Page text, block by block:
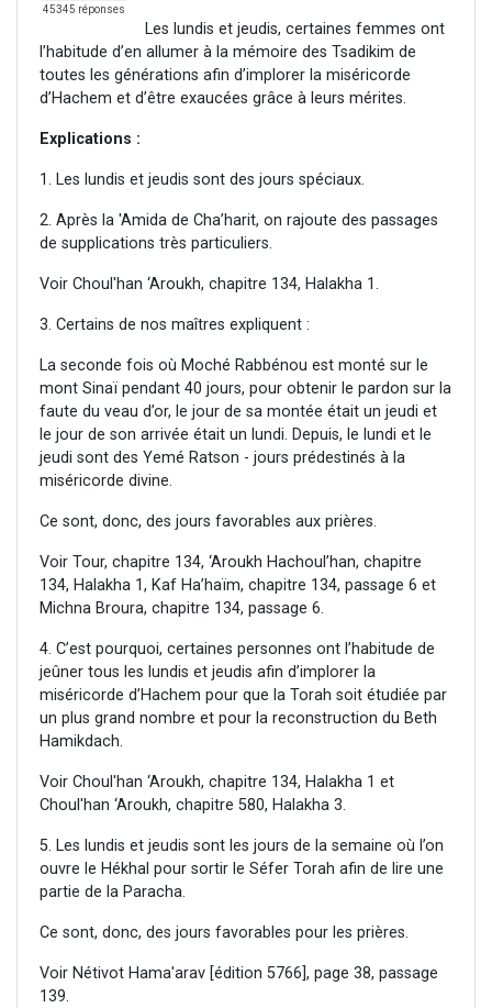
45345 réponses
Les lundis et jeudis, certaines femmes ont
l’habitude d’en allumer à la mémoire des Tsadikim de
toutes les générations afin d’implorer la miséricorde
d’Hachem et d’être exaucées grâce à leurs mérites.
Explications :
1. Les lundis et jeudis sont des jours spéciaux.
2. Après la 'Amida de Cha’harit, on rajoute des passages
de supplications très particuliers.
Voir Choul'han ‘Aroukh, chapitre 134, Halakha 1.
3. Certains de nos maîtres expliquent :
La seconde fois où Moché Rabbénou est monté sur le
mont Sinaï pendant 40 jours, pour obtenir le pardon sur la
faute du veau d’or, le jour de sa montée était un jeudi et
le jour de son arrivée était un lundi. Depuis, le lundi et le
jeudi sont des Yemé Ratson - jours prédestinés à la
miséricorde divine.
Ce sont, donc, des jours favorables aux prières.
Voir Tour, chapitre 134, ‘Aroukh Hachoul’han, chapitre
134, Halakha 1, Kaf Ha’haïm, chapitre 134, passage 6 et
Michna Broura, chapitre 134, passage 6.
4. C’est pourquoi, certaines personnes ont l’habitude de
jeûner tous les lundis et jeudis afin d’implorer la
miséricorde d’Hachem pour que la Torah soit étudiée par
un plus grand nombre et pour la reconstruction du Beth
Hamikdach.
Voir Choul'han ‘Aroukh, chapitre 134, Halakha 1 et
Choul'han ‘Aroukh, chapitre 580, Halakha 3.
5. Les lundis et jeudis sont les jours de la semaine où l’on
ouvre le Hékhal pour sortir le Séfer Torah afin de lire une
partie de la Paracha.
Ce sont, donc, des jours favorables pour les prières.
Voir Nétivot Hama'arav [édition 5766], page 38, passage
139.